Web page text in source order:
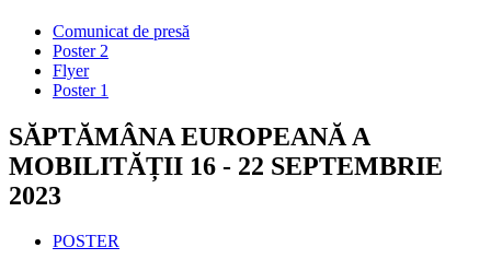
Comunicat de presă
Poster 2
Flyer
Poster 1
SĂPTĂMÂNA EUROPEANĂ A
MOBILITĂȚII 16 - 22 SEPTEMBRIE
2023
POSTER